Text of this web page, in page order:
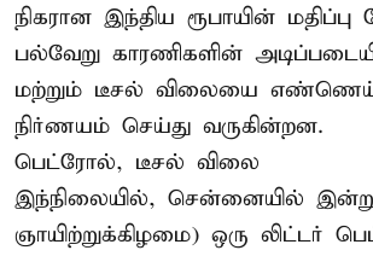
நிகரான இந்திய ரூபாயின்
பல்வேறு காரணிகளின்
மற்றும் டீசல் விலையை எண்ணெய்
நிர்ணயம் செய்து வருகின்றன.
பெட்ரோல், டீசல் விலை
இந்நிலையில், சென்னையில் இன்று
ஞாயிற்றுக்கிழமை) ஒரு லிட்டர்